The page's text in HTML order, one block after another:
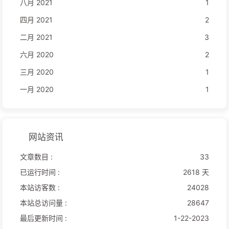
八月 2021
1
四月 2021
2
二月 2021
3
六月 2020
2
三月 2020
1
一月 2020
1
网站资讯
文章数目 :
33
已运行时间 :
2618 天
本站访客数 :
24028
本站总访问量 :
28647
最后更新时间 :
1-22-2023